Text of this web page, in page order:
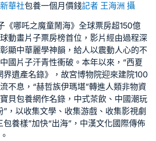
華社包養一個月價錢記者 王海洲 攝
《哪吒之魔童鬧海》全球票房超150億
動畫片子票房榜首位，影片經由過程深
顯中華麗學神韻，給人以震動人心的不
國片子汗青性衝破。本年以來，“西夏
界遺產名錄》，故宮博物院迎來建院100
不息，“赫哲族伊瑪堪”轉進人類非物資
貝包養網作名錄，中式茶飲、中國潮玩
，以收集文學、收集游戲、收集影視劇
包養樣”加快“出海”，中漢文化國際傳佈